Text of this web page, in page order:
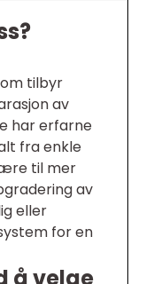
tilbyr
av
har erfarne
fra enkle
til mer
av
eller
for en